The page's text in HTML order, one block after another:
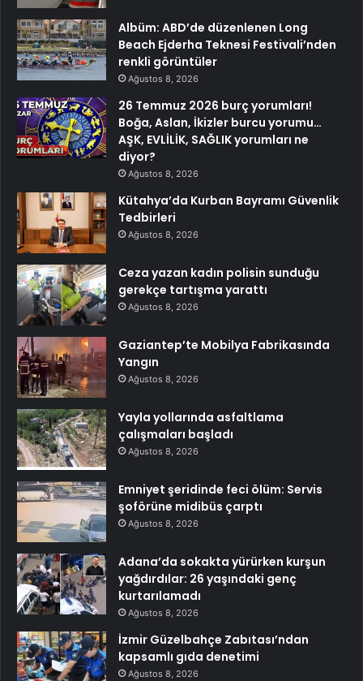
Albüm: ABD’de düzenlenen Long
Beach Ejderha Teknesi Festivali’nden
renkli görüntüler
Ağustos 8, 2026
26 Temmuz 2026 burç yorumları!
Boğa, Aslan, İkizler burcu yorumu…
AŞK, EVLİLİK, SAĞLIK yorumları ne
diyor?
Ağustos 8, 2026
Kütahya’da Kurban Bayramı Güvenlik
Tedbirleri
Ağustos 8, 2026
Ceza yazan kadın polisin sunduğu
gerekçe tartışma yarattı
Ağustos 8, 2026
Gaziantep’te Mobilya Fabrikasında
Yangın
Ağustos 8, 2026
Yayla yollarında asfaltlama
çalışmaları başladı
Ağustos 8, 2026
Emniyet şeridinde feci ölüm: Servis
şoförüne midibüs çarptı
Ağustos 8, 2026
Adana’da sokakta yürürken kurşun
yağdırdılar: 26 yaşındaki genç
kurtarılamadı
Ağustos 8, 2026
İzmir Güzelbahçe Zabıtası’ndan
kapsamlı gıda denetimi
Ağustos 8, 2026